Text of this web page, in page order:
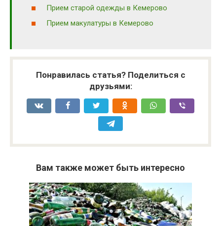
Прием старой одежды в Кемерово
Прием макулатуры в Кемерово
Понравилась статья? Поделиться с
друзьями:
Вам также может быть интересно